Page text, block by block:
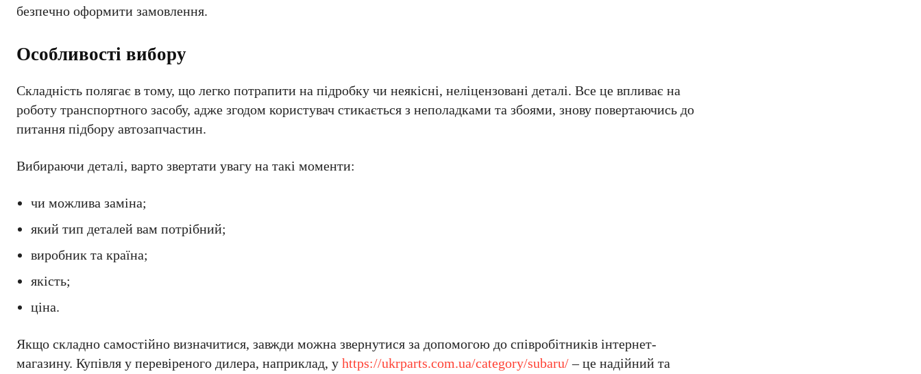
безпечно оформити замовлення.
Особливості вибору
Складність полягає в тому, що легко потрапити на підробку чи неякісні, неліцензовані деталі. Все це впливає на
роботу транспортного засобу, адже згодом користувач стикається з неполадками та збоями, знову повертаючись до
питання підбору автозапчастин.
Вибираючи деталі, варто звертати увагу на такі моменти:
чи можлива заміна;
який тип деталей вам потрібний;
виробник та країна;
якість;
ціна.
Якщо складно самостійно визначитися, завжди можна звернутися за допомогою до співробітників інтернет-
магазину. Купівля у перевіреного дилера, наприклад, у https://ukrparts.com.ua/category/subaru/– це надійний та